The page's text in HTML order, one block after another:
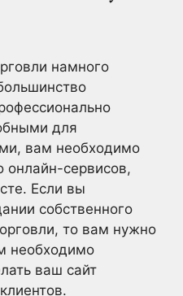
намного
для
вам необходимо
онлайн-сервисов,
Если вы
собственного
то вам нужно
необходимо
ваш сайт